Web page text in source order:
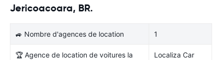
Jericoacoara, BR.
🚙 Nombre d'agences de location 1
🏆 Agence de location de voitures la
Localiza Car